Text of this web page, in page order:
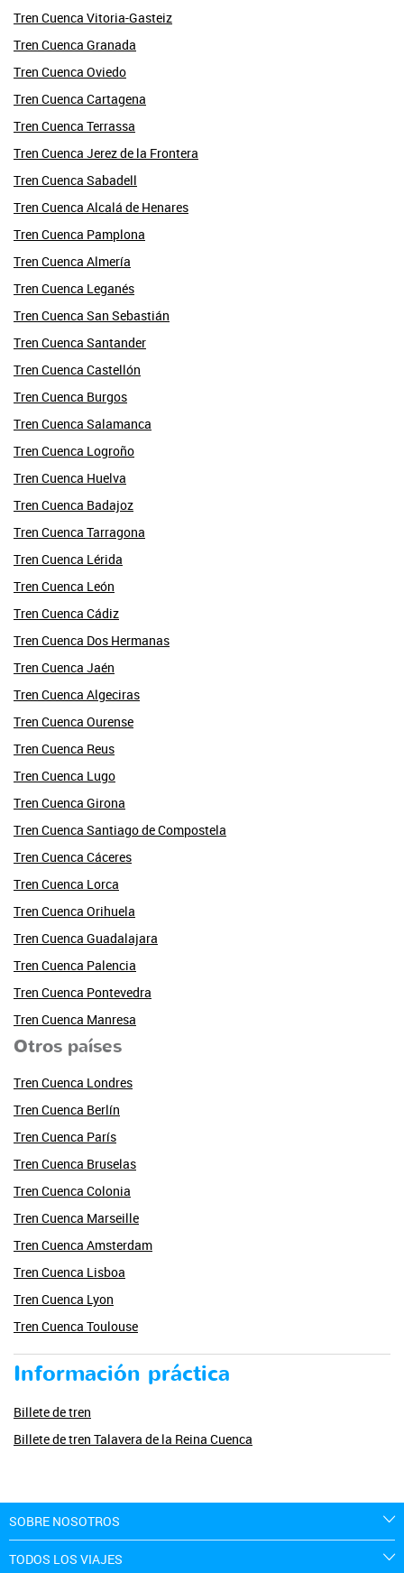
Tren Cuenca Vitoria-Gasteiz
Tren Cuenca Granada
Tren Cuenca Oviedo
Tren Cuenca Cartagena
Tren Cuenca Terrassa
Tren Cuenca Jerez de la Frontera
Tren Cuenca Sabadell
Tren Cuenca Alcalá de Henares
Tren Cuenca Pamplona
Tren Cuenca Almería
Tren Cuenca Leganés
Tren Cuenca San Sebastián
Tren Cuenca Santander
Tren Cuenca Castellón
Tren Cuenca Burgos
Tren Cuenca Salamanca
Tren Cuenca Logroño
Tren Cuenca Huelva
Tren Cuenca Badajoz
Tren Cuenca Tarragona
Tren Cuenca Lérida
Tren Cuenca León
Tren Cuenca Cádiz
Tren Cuenca Dos Hermanas
Tren Cuenca Jaén
Tren Cuenca Algeciras
Tren Cuenca Ourense
Tren Cuenca Reus
Tren Cuenca Lugo
Tren Cuenca Girona
Tren Cuenca Santiago de Compostela
Tren Cuenca Cáceres
Tren Cuenca Lorca
Tren Cuenca Orihuela
Tren Cuenca Guadalajara
Tren Cuenca Palencia
Tren Cuenca Pontevedra
Tren Cuenca Manresa
Otros países
Tren Cuenca Londres
Tren Cuenca Berlín
Tren Cuenca París
Tren Cuenca Bruselas
Tren Cuenca Colonia
Tren Cuenca Marseille
Tren Cuenca Amsterdam
Tren Cuenca Lisboa
Tren Cuenca Lyon
Tren Cuenca Toulouse
Información práctica
Billete de tren
Billete de tren Talavera de la Reina Cuenca
SOBRE NOSOTROS
TODOS LOS VIAJES